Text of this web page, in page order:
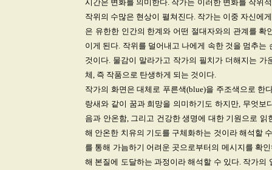
시간은 변화를 의미한다. 작가는 이러한 변화를 작위
작위의 수많은 현상이 펼쳐진다. 작가는 이중 자신에
은 유한한 인간의 한계와 어떤 절대자와의 관계를
이게 된다. 작위를 덜어내고 나에게 속한 것을 멈추
것이다. 물감이 말라가고 작가의 필치가 더해지는
체, 즉 작품으로 탄생하게 되는 것이다.
작가의 화면은 대체로 푸른색(blue)을 주조색으로 한
랑새와 같이 꿈과 희망을 의미하기도 하지만, 무엇
음과 안온함, 그리고 건강한 생명에 대한 기원으로
해 안온한 치유의 기도를 구체화하는 것이라 해석할
를 통해 가늠하기 어려운 곳으로부터의 메시지를 확
해 본질에 도달하는 과정이라 해석할 수 있다. 작가